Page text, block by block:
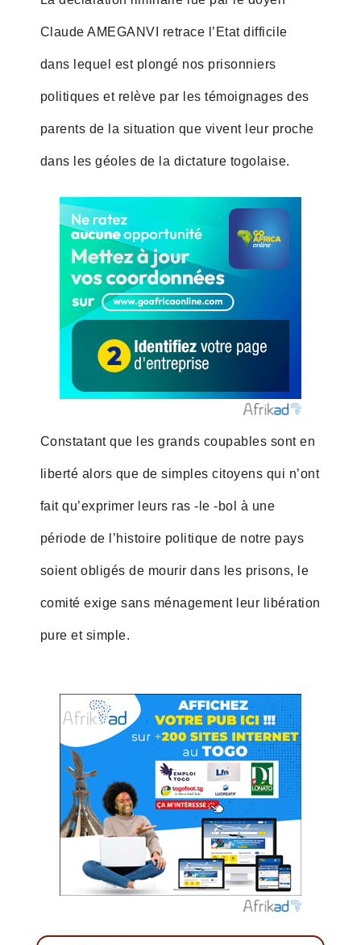
Claude AMEGANVI retrace l’Etat difficile
dans lequel est plongé nos prisonniers
politiques et relève par les témoignages des
parents de la situation que vivent leur proche
dans les géoles de la dictature togolaise.
Constatant que les grands coupables sont en
liberté alors que de simples citoyens qui n’ont
fait qu’exprimer leurs ras -le -bol à une
période de l’histoire politique de notre pays
soient obligés de mourir dans les prisons, le
comité exige sans ménagement leur libération
pure et simple.